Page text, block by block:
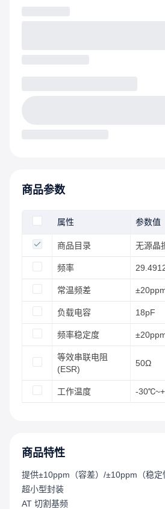
商品参数
属性 参数值
商品目录 无源晶
频率
常温频差
负载电容 18pF
频率稳定度
等效串联电阻
(ESR)
50Ω
工作温度 -
商品特性
提供±10ppm（容差）/±10ppm（稳定
超小型封装
AT 切割基频